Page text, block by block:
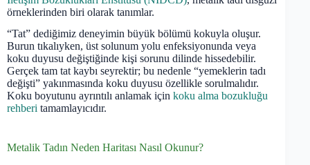
örneklerinden biri olarak tanımlar.
“Tat” dediğimiz deneyimin büyük bölümü kokuyla oluşur.
Burun tıkalıyken, üst solunum yolu enfeksiyonunda veya
koku duyusu değiştiğinde kişi sorunu dilinde hissedebilir.
Gerçek tam tat kaybı seyrektir; bu nedenle “yemeklerin tadı
değişti” yakınmasında koku duyusu özellikle sorulmalıdır.
Koku boyutunu ayrıntılı anlamak için koku alma bozukluğu
rehberi tamamlayıcıdır.
Metalik Tadın Neden Haritası Nasıl Okunur?